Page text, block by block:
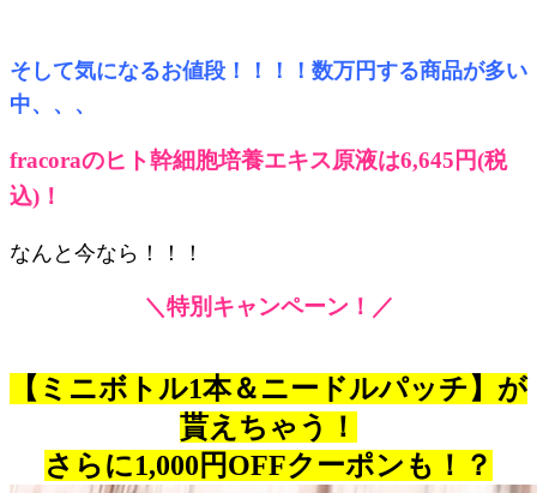
そして気になるお値段！！！！数万円する商品が多い
中、、、
fracoraのヒト幹細胞培養エキス原液は6,645円(税
込)！
なんと今なら！！！
＼特別キャンペーン！／
【ミニボトル1本＆ニードルパッチ】が
貰えちゃう！
さらに1,000円OFFクーポンも！？